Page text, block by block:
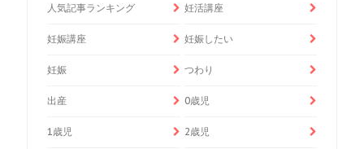
人気記事ランキング 妊活講座
妊娠講座 妊娠したい
妊娠 つわり
出産 0歳児
1歳児 2歳児